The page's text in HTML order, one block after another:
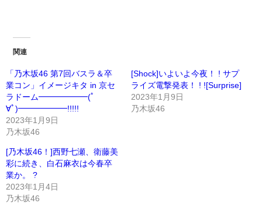
関連
「乃木坂46 第7回バスラ＆卒
業コン」イメージキタ in 京セ
ラドーム━━━━━━(ﾟ
∀ﾟ)━━━━━━!!!!!
2023年1月9日
乃木坂46
[Shock]いよいよ今夜！ ! サプ
ライズ電撃発表！ ! ![Surprise]
2023年1月9日
乃木坂46
[乃木坂46！]西野七瀬、衛藤美
彩に続き、白石麻衣は今春卒
業か。 ?
2023年1月4日
乃木坂46